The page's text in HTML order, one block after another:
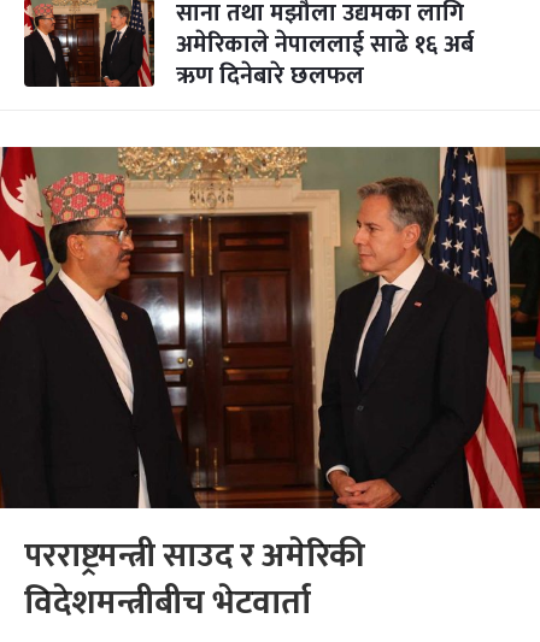
साना तथा मझौला उद्यमका लागि
अमेरिकाले नेपाललाई साढे १६ अर्ब
ऋण दिनेबारे छलफल
परराष्ट्रमन्त्री साउद र अमेरिकी
विदेशमन्त्रीबीच भेटवार्ता